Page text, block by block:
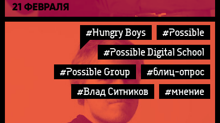
21 ФЕВРАЛЯ
#Hungry Boys
#Possible
#Possible Digital School
#Possible Group
#блиц-опрос
#Влад Ситников
#мнение